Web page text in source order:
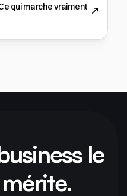
qui marche vraiment
le